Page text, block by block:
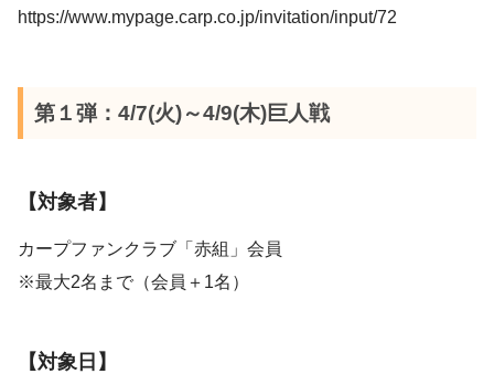
https://www.mypage.carp.co.jp/invitation/input/72
第１弾：4/7(火)～4/9(木)巨人戦
【対象者】
カープファンクラブ「赤組」会員
※最大2名まで（会員＋1名）
【対象日】